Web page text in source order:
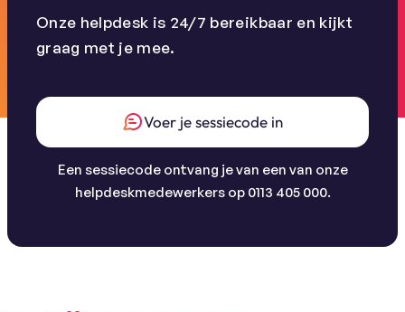
Onze helpdesk is 24/7 bereikbaar en kijkt
graag met je mee.
Voer je sessiecode in
Een sessiecode ontvang je van een van onze
helpdeskmedewerkers op 0113 405 000.